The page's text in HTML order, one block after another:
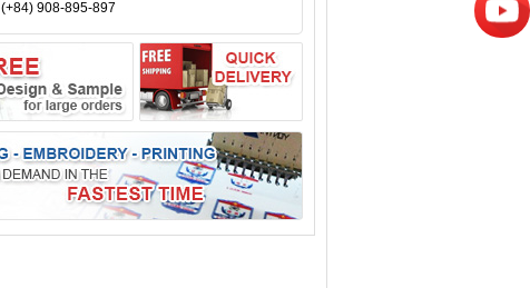
(+84) 908-895-897